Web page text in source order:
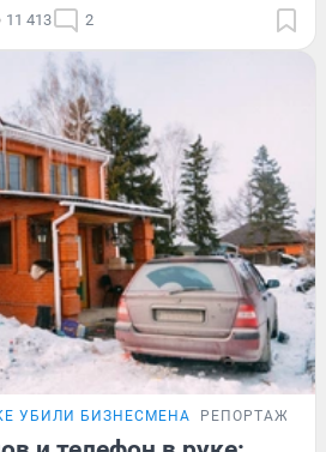
11 413 2
УБИЛИ БИЗНЕСМЕНА РЕПОРТАЖ